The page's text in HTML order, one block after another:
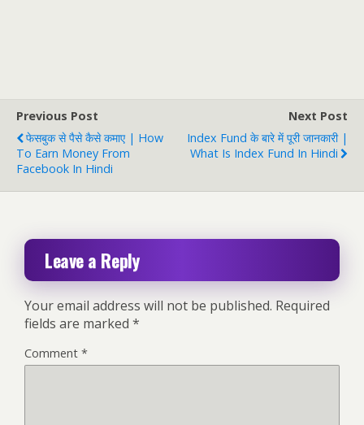
Previous Post
फेसबुक से पैसे कैसे कमाए | How
To Earn Money From
Facebook In Hindi
Next Post
Index Fund के बारे में पूरी जानकारी |
What Is Index Fund In Hindi
Leave a Reply
Your email address will not be published. Required
fields are marked *
Comment *